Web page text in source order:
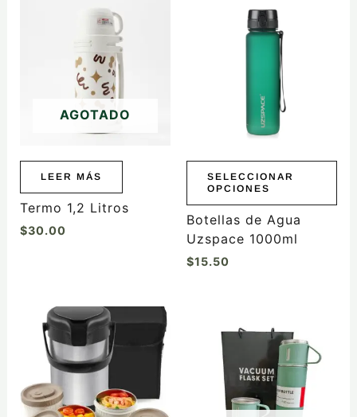
AGOTADO
LEER MÁS
Termo 1,2 Litros
$30.00
SELECCIONAR
OPCIONES
producto
elegir
la
página
producto
Botellas de Agua
Uzspace 1000ml
$15.50